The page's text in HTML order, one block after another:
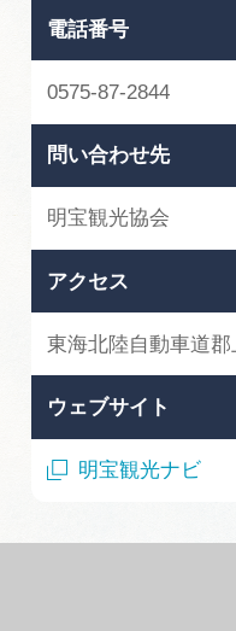
電話番号
0575-87-2844
問い合わせ先
明宝観光協会
アクセス
東海北陸自動車道
ウェブサイト
明宝観光ナビ